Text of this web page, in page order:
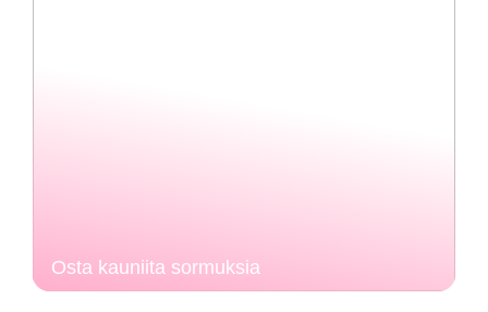
Osta kauniita sormuksia